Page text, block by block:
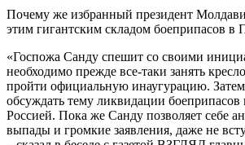
Почему же избранный президент
этим гигантским складом боеприпасов в
«Госпожа Санду спешит со своими
необходимо прежде все-таки занять
пройти официальную инаугурацию.
обсуждать тему ликвидации боеприпасов
Россией. Пока же Санду позволяет себе
выпады и громкие заявления, даже не